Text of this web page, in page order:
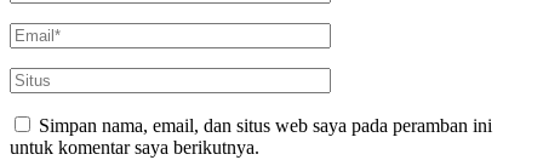
Simpan nama, email, dan situs web saya pada peramban ini
untuk komentar saya berikutnya.